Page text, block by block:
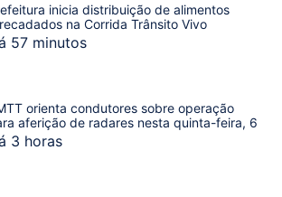
inicia distribuição de alimentos
na Corrida Trânsito Vivo
57 minutos
orienta condutores sobre operação
aferição de radares nesta quinta-feira, 6
3 horas